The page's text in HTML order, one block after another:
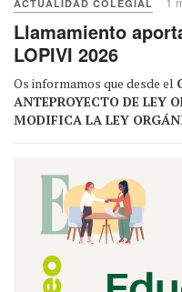
ACTUALIDAD COLEGIAL
Llamamiento
LOPIVI 2026
Os informamos que desde el
ANTEPROYECTO DE LEY
MODIFICA LA LEY